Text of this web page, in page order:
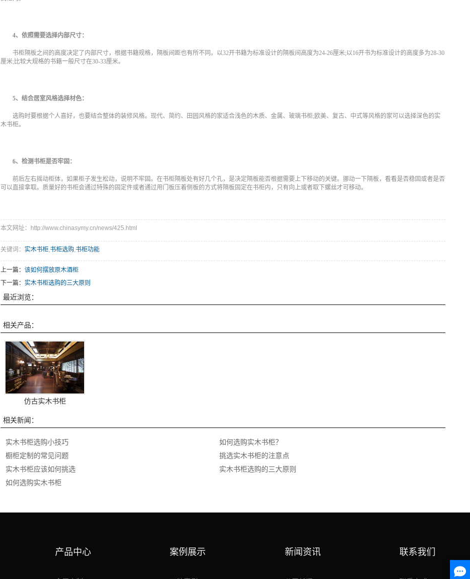
4、依照需要选择内部尺寸：
书柜隔板之间的高度决定了内部尺寸，根据书籍规格，隔板间距也有所不同。以32开书籍为标准设计的隔板间高度为24-26厘米;以16开书为标准设计的高度多为28-30
厘米;比较大规格的书籍一般尺寸在30-33厘米。
5、结合居室风格选择材色：
选购时要根据个人喜好，也要结合整体的装修风格。现代、简约、田园风格的家适合浅色的木质、金属、玻璃书柜;欧美、复古、中式等风格的家可以选择深色的实
木书柜。
6、检测书柜是否牢固：
前后左右摇动柜体，如果柜子发生松动，说明不牢固。在书柜隔板处有好几个孔，是决定隔板能否根据需要上下移动的关键。挪动一下隔板，看看是否稳固或者是否
可以直接拿取。质量好的书柜会通过特殊的固定件或者通过用门板压着侧板的方式将隔板固定在书柜内，只有向上或者取下螺丝才可移动。
本文网址：http://www.chinasymy.cn/news/425.html
关键词： 实木书柜,书柜选购,书柜功能
上一篇： 该如何摆放原木酒柜
下一篇： 实木书柜选购的三大原则
最近浏览：
相关产品：
仿古实木书柜
相关新闻：
实木书柜选购小技巧
如何选购实木书柜？
橱柜定制的常见问题
挑选实木书柜的注意点
实木书柜应该如何挑选
实木书柜选购的三大原则
如何选购实木书柜
产品中心 案例展示 新闻资讯 联系我们